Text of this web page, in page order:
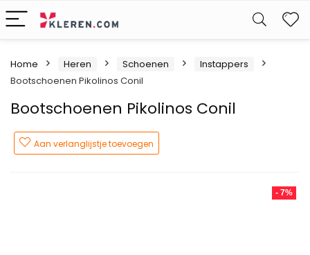
Home Heren Schoenen
Instappers
Bootschoenen Pikolinos Conil
Bootschoenen Pikolinos Conil
Aan verlanglijstje toevoegen
- 7%